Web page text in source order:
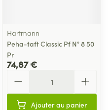
Hartmann
Peha-taft Classic Pf N° 8 50
Pr
74,87 €
Ajouter au panier